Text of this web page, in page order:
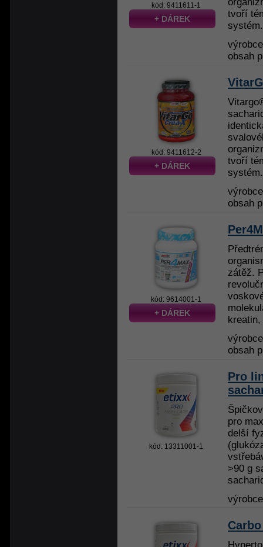
kód: 9411611-1
+ DÁREK
tvoří
obsah
kód: 9411612-2
+ DÁREK
tvoří
obsah
kód: 9614001-1
+ DÁREK
zátěž.
obsah
kód: 13311001-1
Pro
pro
delší
>90 g